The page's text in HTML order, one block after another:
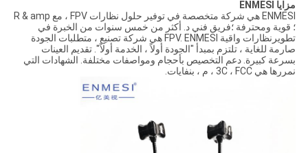
مزايا ENMESI
ENMESI هي شركة متخصصة في توفير حلول نظارات FPV ، مع R & amp
؛ قوية ومحترفة ؛فريق فني د. أكثر من خمس سنوات من الخبرة في
تطوير نظارات واقية FPV
. ENMESI هي شركة تصنيع ، متطلبات الجودة
صارمة للغاية ، تلتزم بمبدأ "الجودة أولاً ، الخدمة أولاً". تقديم العينات
بسرعة كبيرة. دعم التخصيص بأحجام ومواصفات مختلفة. الشهادات التي
نمررها هي 3C ، FCC ، م ، بنفايات.